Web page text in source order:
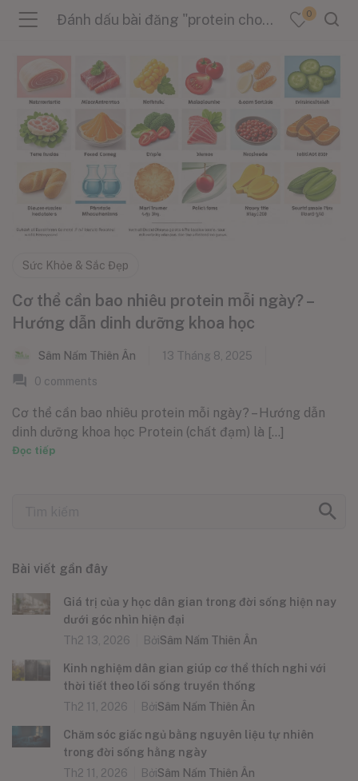
(Sản Phẩm )
(Danh Mục )
Đánh dấu bài đăng "protein cho sức khỏe" 0
Sức Khỏe & Sắc Đẹp
Cơ thể cần bao nhiêu protein mỗi ngày? –
Hướng dẫn dinh dưỡng khoa học
Sâm Nấm Thiên Ân
13 Tháng 8, 2025
0 comments
Cơ thể cần bao nhiêu protein mỗi ngày? – Hướng dẫn
dinh dưỡng khoa học Protein (chất đạm) là [...]
Đọc tiếp
Bài viết gần đây
Giá trị của y học dân gian trong đời sống hiện nay
dưới góc nhìn hiện đại
Th2 13, 2026
BởiSâm Nấm Thiên Ân
Kinh nghiệm dân gian giúp cơ thể thích nghi với
thời tiết theo lối sống truyền thống
Th2 11, 2026
BởiSâm Nấm Thiên Ân
Chăm sóc giấc ngủ bằng nguyên liệu tự nhiên
trong đời sống hằng ngày
Th2 11, 2026
BởiSâm Nấm Thiên Ân